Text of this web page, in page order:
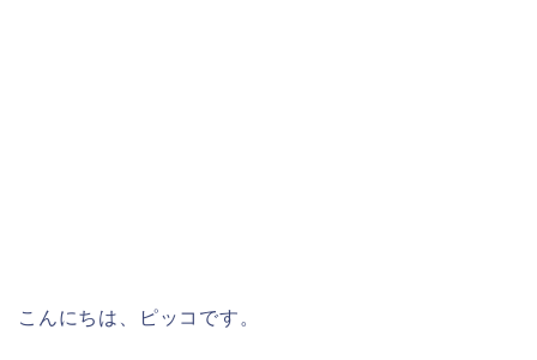
こんにちは、ピッコです。